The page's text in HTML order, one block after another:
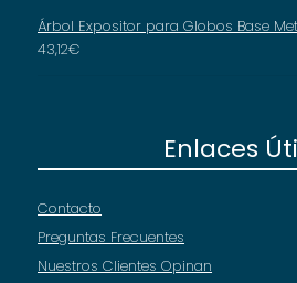
Árbol Expositor para Globos Base
43,12€
Enlaces
Contacto
Preguntas Frecuentes
Nuestros Clientes Opinan